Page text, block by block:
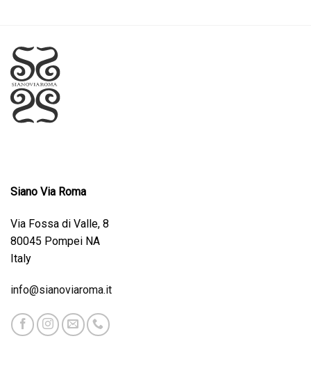
Siano Via Roma
Via Fossa di Valle, 8
80045 Pompei NA
Italy
info@sianoviaroma.it